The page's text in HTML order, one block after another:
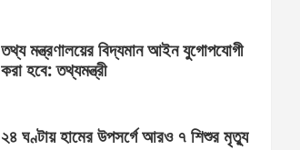
তথ্য মন্ত্রণালয়ের বিদ্যমান আইন যুগোপযোগী
করা হবে: তথ্যমন্ত্রী
২৪ ঘণ্টায় হামের উপসর্গে আরও ৭ শিশুর মৃত্যু